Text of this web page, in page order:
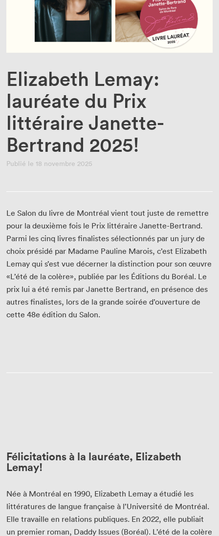
Enseignant·e·s
Bénévoles
Médias
Elizabeth Lemay:
lauréate du Prix
littéraire Janette-
Bertrand 2025!
Publié le 18 novembre 2025
Le Salon du livre de Montréal vient tout juste de remettre
pour la deuxième fois le Prix littéraire Janette-Bertrand.
Parmi les cinq livres finalistes sélectionnés par un jury de
choix présidé par Madame Pauline Marois, c’est Elizabeth
Lemay qui s’est vue décerner la distinction pour son œuvre
«L’été de la colère», publiée par les Éditions du Boréal. Le
prix lui a été remis par Janette Bertrand, en présence des
autres finalistes, lors de la grande soirée d’ouverture de
cette 48e édition du Salon.
Félicitations à la lauréate, Elizabeth
Lemay!
Née à Montréal en 1990, Elizabeth Lemay a étudié les
littératures de langue française à l’Université de Montréal.
Elle travaille en relations publiques. En 2022, elle publiait
un premier roman, Daddy Issues (Boréal). L’été de la colère